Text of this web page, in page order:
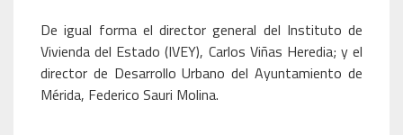
De igual forma el director general del Instituto de
Vivienda del Estado (IVEY), Carlos Viñas Heredia; y el
director de Desarrollo Urbano del Ayuntamiento de
Mérida, Federico Sauri Molina.